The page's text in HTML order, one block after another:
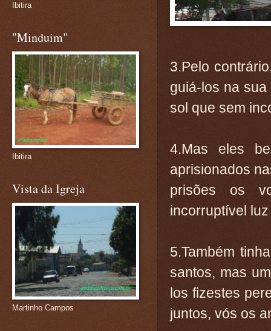
3.Pelo
guiá-los na
sol que sem
4.Mas eles
aprisionados
prisões os
incorruptível
5.Também
santos, mas
los fizestes
juntos, vós os
Ibitira
"Minduim"
Ibitira
Vista da Igreja
Martinho Campos